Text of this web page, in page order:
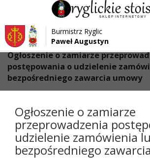
Przejdź do menu
Przejdź do głównej treści strony
Przejdź do stopki strony
Burmistrz Ryglic
Paweł Augustyn
Strona główna > Aktualności
Ogłoszenie o zamiarze
postępowania o udzielenie
bezpośredniego zawarcia umowy
Ogłoszenie o zamiarze
przeprowadzenia
udzielenie zamówienia
bezpośredniego